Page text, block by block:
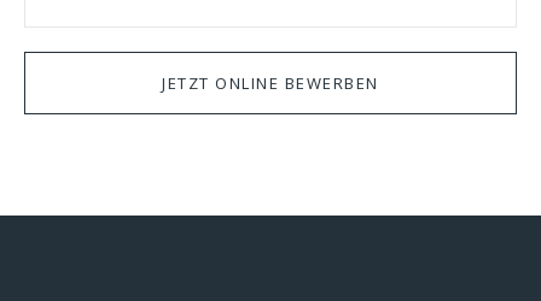
JETZT ONLINE BEWERBEN